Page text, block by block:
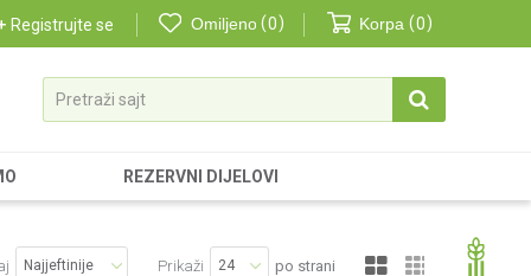
Registrujte se Omiljeno 0 Korpa 0
Pretraži sajt
REZERVNI DIJELOVI
Prikaži po strani